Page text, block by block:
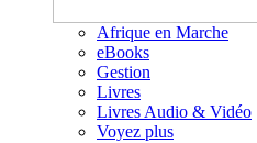
Afrique en Marche
eBooks
Gestion
Livres
Livres Audio & Vidéo
Voyez plus